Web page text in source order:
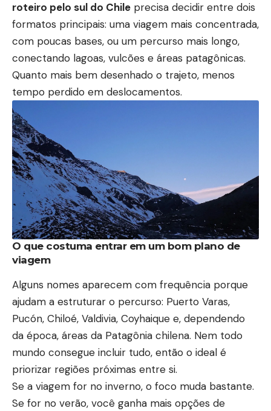
roteiro pelo sul do Chile precisa decidir entre dois
formatos principais: uma viagem mais concentrada,
com poucas bases, ou um percurso mais longo,
conectando lagoas, vulcões e áreas patagônicas.
Quanto mais bem desenhado o trajeto, menos
tempo perdido em deslocamentos.
O que costuma entrar em um bom plano de
viagem
Alguns nomes aparecem com frequência porque
ajudam a estruturar o percurso: Puerto Varas,
Pucón, Chiloé, Valdivia, Coyhaique e, dependendo
da época, áreas da Patagônia chilena. Nem todo
mundo consegue incluir tudo, então o ideal é
priorizar regiões próximas entre si.
Se a viagem for no inverno, o foco muda bastante.
Se for no verão, você ganha mais opções de